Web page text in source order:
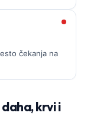
čekanja na
krvi i